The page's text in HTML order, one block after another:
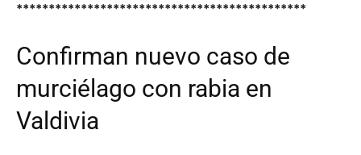
*********************************************
Confirman nuevo caso de
murciélago con rabia en
Valdivia